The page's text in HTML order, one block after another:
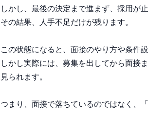
しかし、最後の決定まで進まず、採用が止
その結果、人手不足だけが残ります。
この状態になると、面接のやり方や条件
しかし実際には、募集を出してから面接
見られます。
つまり、面接で落ちているのではなく、